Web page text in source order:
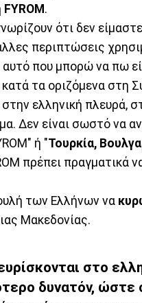
FYROM.
ότι δεν
περιπτώσεις
αυτό που μπορώ να πω
κατά τα οριζόμενα στη
ελληνική πλευρά,
Δεν είναι σωστό να
ή "Τουρκία,
πρέπει πραγματικά
των Ελλήνων να
Μακεδονίας.
στο
δυνατόν, ώστε